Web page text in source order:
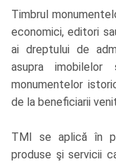
Timbrul
economici, editori
ai dreptului de
asupra
monumentelor
de la beneficiarii
TMI se aplică în
produse şi servicii